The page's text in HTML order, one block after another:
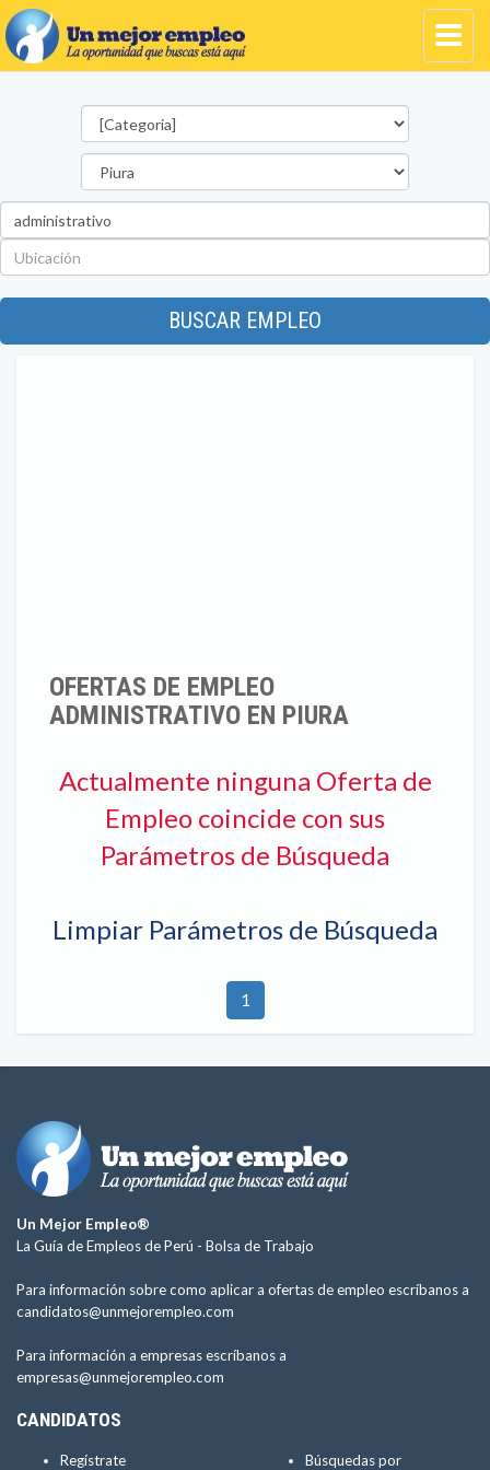
BUSCAR EMPLEO
OFERTAS DE EMPLEO
ADMINISTRATIVO EN PIURA
Actualmente ninguna Oferta de
Empleo coincide con sus
Parámetros de Búsqueda
Limpiar Parámetros de Búsqueda
1
Un Mejor Empleo®
La Guía de Empleos de Perú - Bolsa de Trabajo
Para información sobre como aplicar a ofertas de empleo escríbanos a
candidatos@unmejorempleo.com
Para información a empresas escríbanos a
empresas@unmejorempleo.com
CANDIDATOS
Regístrate Búsquedas por